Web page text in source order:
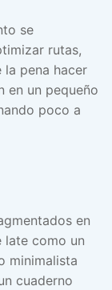
se
rutas,
pena hacer
en un pequeño
poco a
en
late como un
minimalista
cuaderno